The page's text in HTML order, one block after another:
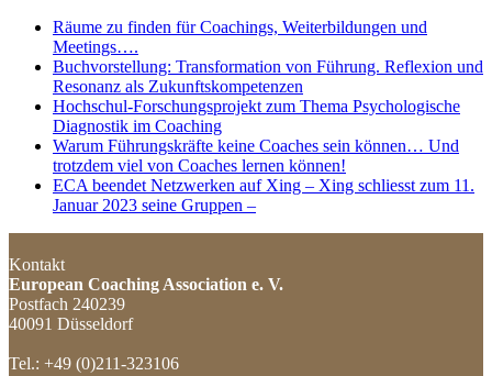
Räume zu finden für Coachings, Weiterbildungen und
Meetings….
Buchvorstellung: Transformation von Führung. Reflexion und
Resonanz als Zukunftskompetenzen
Hochschul-Forschungsprojekt zum Thema Psychologische
Diagnostik im Coaching
Warum Führungskräfte keine Coaches sein können… Und
trotzdem viel von Coaches lernen können!
ECA beendet Netzwerken auf Xing – Xing schliesst zum 11.
Januar 2023 seine Gruppen –
Kontakt
European Coaching Association e. V.
Postfach 240239
40091 Düsseldorf
Tel.: +49 (0)211-323106